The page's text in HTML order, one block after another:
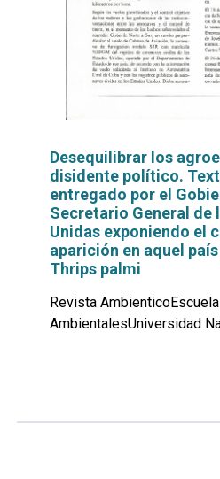
Desequilibrar los
disidente político.
entregado por el
Secretario General de
Unidas exponiendo el
aparición en aquel
Thrips palmi
Revista
AmbientalesUniversidad